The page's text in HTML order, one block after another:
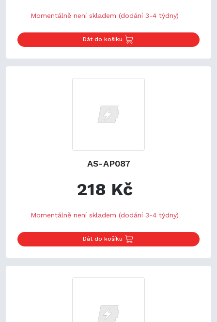
Momentálně není skladem (dodání 3-4 týdny)
Dát do košíku
AS-AP087
218 Kč
Momentálně není skladem (dodání 3-4 týdny)
Dát do košíku